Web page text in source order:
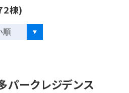
棟)
パークレジデンス